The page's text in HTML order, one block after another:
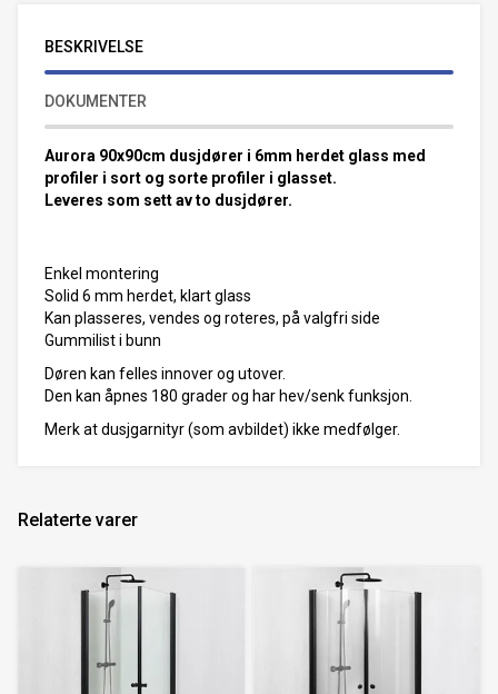
BESKRIVELSE
DOKUMENTER
Aurora 90x90cm dusjdører i 6mm herdet glass med
profiler i sort og sorte profiler i glasset.
Leveres som sett av to dusjdører.
Enkel montering
Solid 6 mm herdet, klart glass
Kan plasseres, vendes og roteres, på valgfri side
Gummilist i bunn
Døren kan felles innover og utover.
Den kan åpnes 180 grader og har hev/senk funksjon.
Merk at dusjgarnityr (som avbildet) ikke medfølger.
Relaterte varer